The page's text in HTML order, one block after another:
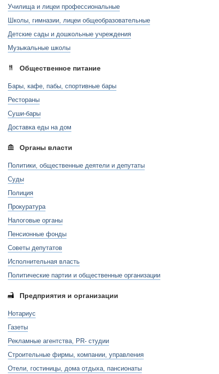
Училища и лицеи профессиональные
Школы, гимназии, лицеи общеобразовательные
Детские сады и дошкольные учреждения
Музыкальные школы
Общественное питание
Бары, кафе, пабы, спортивные бары
Рестораны
Суши-бары
Доставка еды на дом
Органы власти
Политики, общественные деятели и депутаты
Суды
Полиция
Прокуратура
Налоговые органы
Пенсионные фонды
Советы депутатов
Исполнительная власть
Политические партии и общественные организации
Предприятия и организации
Нотариус
Газеты
Рекламные агентства, PR- студии
Строительные фирмы, компании, управления
Отели, гостиницы, дома отдыха, пансионаты